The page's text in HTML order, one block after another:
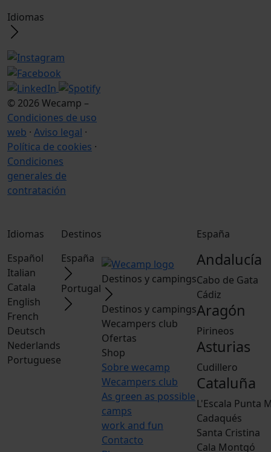
Idiomas
© 2026 Wecamp –
Condiciones de uso
web · Aviso legal ·
Política de cookies ·
Condiciones
generales de
contratación
Idiomas
Español
Italian
Catala
English
French
Deutsch
Nederlands
Portuguese
Destinos
España
Portugal
Destinos y campings
Destinos y campings
Wecampers club
Ofertas
Shop
Sobre wecamp
Wecampers club
As green as possible
camps
work and fun
Contacto
España
Andalucía
Cabo de Gata
Cádiz
Aragón
Pirineos
Asturias
Cudillero
Cataluña
L'Escala Punta
Cadaqués
Santa Cristina
Cala Montgó